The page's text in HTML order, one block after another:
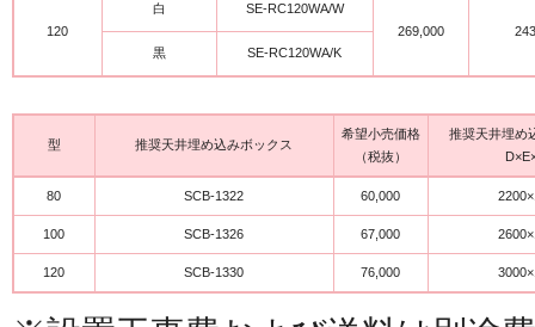
120
白
SE-RC120WA/W
269,000
黒
SE-RC120WA/K
型 推奨天井埋め込みボックス
希望小売価格
（税抜）
推奨天井埋め
80 SCB-1322 60,000
100 SCB-1326 67,000
120 SCB-1330 76,000